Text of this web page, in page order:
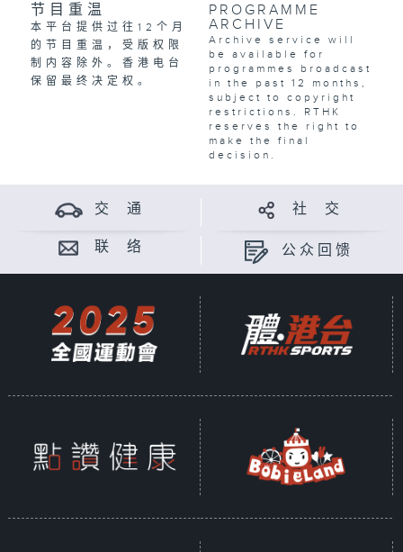
节目重温
本平台提供过往12个月
的节目重温，受版权限
制内容除外。香港电台
保留最终决定权。
PROGRAMME
ARCHIVE
Archive service will
be available for
programmes broadcast
in the past 12 months,
subject to copyright
restrictions. RTHK
reserves the right to
make the final
decision.
交 通 社 交
联 络 公众回馈